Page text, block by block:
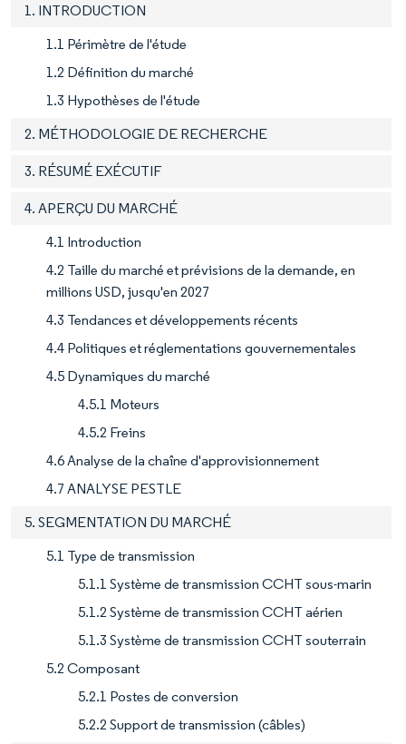
1. INTRODUCTION
1.1 Périmètre de l'étude
1.2 Définition du marché
1.3 Hypothèses de l'étude
2. MÉTHODOLOGIE DE RECHERCHE
3. RÉSUMÉ EXÉCUTIF
4. APERÇU DU MARCHÉ
4.1 Introduction
4.2 Taille du marché et prévisions de la demande, en
millions USD, jusqu'en 2027
4.3 Tendances et développements récents
4.4 Politiques et réglementations gouvernementales
4.5 Dynamiques du marché
4.5.1 Moteurs
4.5.2 Freins
4.6 Analyse de la chaîne d'approvisionnement
4.7 ANALYSE PESTLE
5. SEGMENTATION DU MARCHÉ
5.1 Type de transmission
5.1.1 Système de transmission CCHT sous-marin
5.1.2 Système de transmission CCHT aérien
5.1.3 Système de transmission CCHT souterrain
5.2 Composant
5.2.1 Postes de conversion
5.2.2 Support de transmission (câbles)